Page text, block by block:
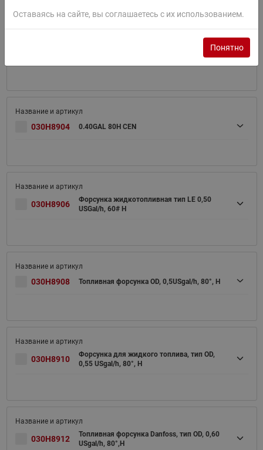
Форсунка жидкотопливная тип OD 0,35
030H8904 0.40GAL 80H CEN
030H8906
Форсунка жидкотопливная тип LE 0,50
USGal/h, 60# H
030H8908 Топливная форсунка OD, 0,5USgal/h, 80°, H
030H8910
Форсунка для жидкого топлива, тип OD,
0,55 USgal/h, 80°, H
030H8912
Топливная форсунка Danfoss, тип OD, 0,60
USgal/h, 80°,Н
Оставаясь на сайте, вы соглашаетесь с их использованием.
Понятно